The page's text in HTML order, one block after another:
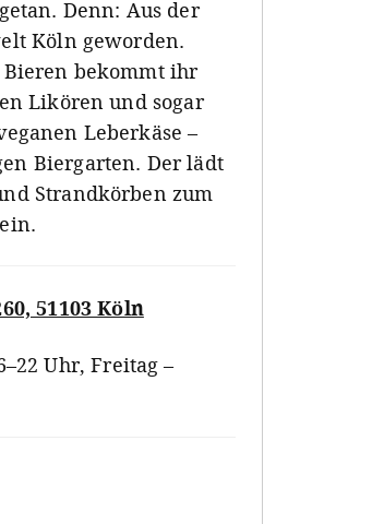
Denn: Aus der
Köln geworden.
bekommt ihr
Likören und sogar
Leberkäse –
Biergarten. Der lädt
Strandkörben zum
51103 Köln
Uhr, Freitag –